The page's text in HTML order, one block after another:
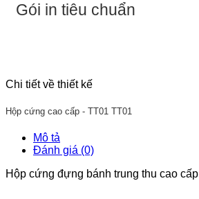
Gói in tiêu chuẩn
Chi tiết về thiết kế
Hộp cứng cao cấp - TT01 TT01
Mô tả
Đánh giá (0)
Hộp cứng đựng bánh trung thu cao cấp